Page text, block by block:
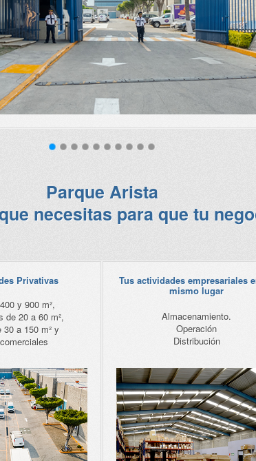
Parque Arista
necesitas para que tu
Privativas
y 900 m²,
de 20 a 60 m²,
a 150 m² y
Tus actividades empresariales
mismo lugar
Almacenamiento.
Operación
Distribución